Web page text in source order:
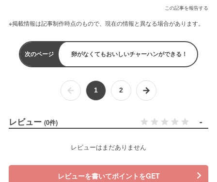
この記事を報告する
※掲載情報は記事制作時点のもので、現在の情報と異なる場合があります。
次のページ 卵がなくてもおいしいチャーハンができる！
1 2
レビュー (0件) -
レビューはまだありません
レビューを書いてポイントをGET